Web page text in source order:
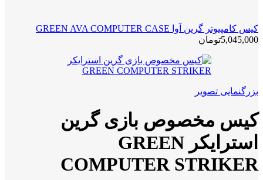
کیس کامپیوتر گرین آوا GREEN AVA COMPUTER CASE
5,045,000تومان
بزرگنمایی تصویر
کیس مخصوص بازی گرین
استرایکر GREEN
COMPUTER STRIKER